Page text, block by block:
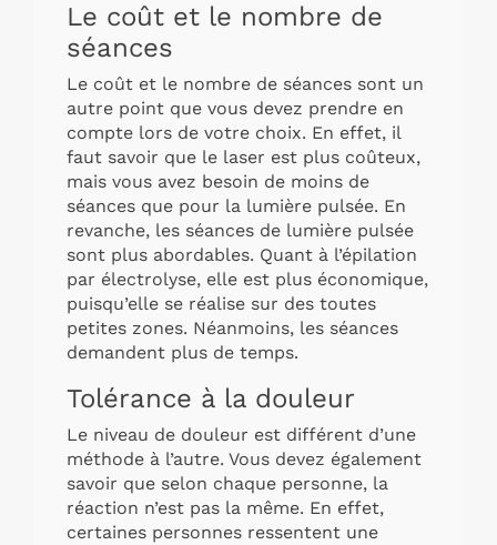
Le coût et le nombre de
séances
Le coût et le nombre de séances sont un
autre point que vous devez prendre en
compte lors de votre choix. En effet, il
faut savoir que le laser est plus coûteux,
mais vous avez besoin de moins de
séances que pour la lumière pulsée. En
revanche, les séances de lumière pulsée
sont plus abordables. Quant à l’épilation
par électrolyse, elle est plus économique,
puisqu’elle se réalise sur des toutes
petites zones. Néanmoins, les séances
demandent plus de temps.
Tolérance à la douleur
Le niveau de douleur est différent d’une
méthode à l’autre. Vous devez également
savoir que selon chaque personne, la
réaction n’est pas la même. En effet,
certaines personnes ressentent une